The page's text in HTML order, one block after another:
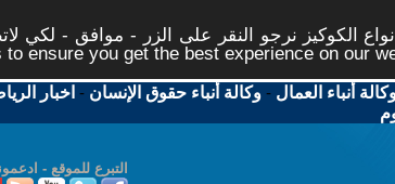
الكوكيز نرجو النقر على الزر - موافق - لكي
ensure you get the best experience on our
أنباء العمال -وكالة أنباء حقوق الإنسان - اخبار
التبرع للموقع -